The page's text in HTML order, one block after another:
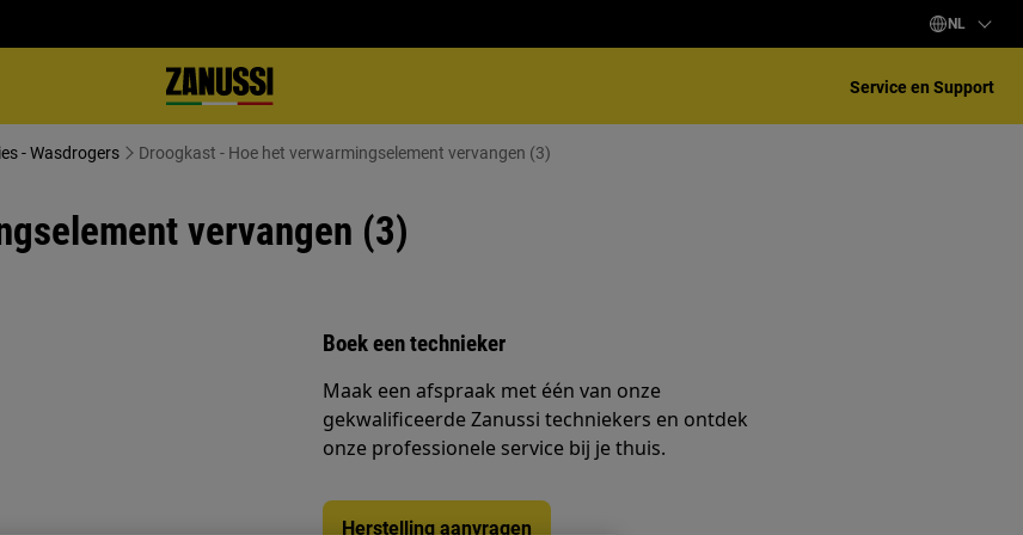
NL
Service en Support
- Wasdrogers Droogkast - Hoe het verwarmingselement vervangen (3)
vervangen (3)
Boek een technieker
Maak een afspraak met één van onze
gekwalificeerde Zanussi techniekers en ontdek
onze professionele service bij je thuis.
Herstelling aanvragen